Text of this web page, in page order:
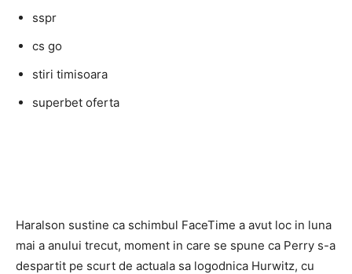
sspr
cs go
stiri timisoara
superbet oferta
Haralson sustine ca schimbul FaceTime a avut loc in luna
mai a anului trecut, moment in care se spune ca Perry s-a
despartit pe scurt de actuala sa logodnica Hurwitz, cu